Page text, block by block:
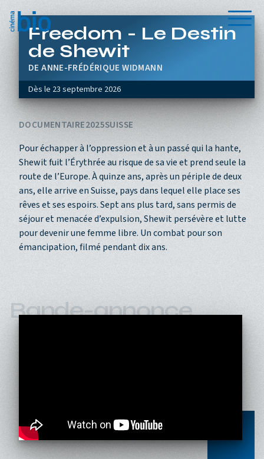
Menu
Freedom - Le Destin
de Shewit
ANNE-FRÉDÉRIQUE WIDMANN
Dès le 23 septembre 2026
DOCUMENTAIRE2025SUISSE
Pour échapper à l’oppression et à un passé qui la hante,
Shewit fuit l’Érythrée au risque de sa vie et prend seule la
route de l’Europe. À quinze ans, après un périple de deux
ans, elle arrive en Suisse, pays dans lequel elle place ses
rêves et ses espoirs. Sept ans plus tard, sans permis de
séjour et menacée d’expulsion, Shewit persévère et lutte
pour devenir une femme libre. Un combat pour son
émancipation, filmé pendant dix ans.
Bande-annonce